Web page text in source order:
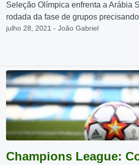
Seleção Olímpica enfrenta a Arábia
rodada da fase de grupos
julho 28, 2021 - João Gabriel
Champions League: